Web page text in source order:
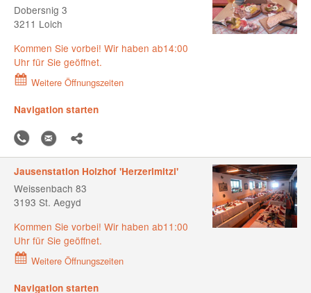
Dobersnig 3
3211 Loich
Kommen Sie vorbei! Wir haben ab14:00
Uhr für Sie geöffnet.
Weitere Öffnungszeiten
Navigation starten
Jausenstation Holzhof 'Herzerlmitzi'
Weissenbach 83
3193 St. Aegyd
Kommen Sie vorbei! Wir haben ab11:00
Uhr für Sie geöffnet.
Weitere Öffnungszeiten
Navigation starten